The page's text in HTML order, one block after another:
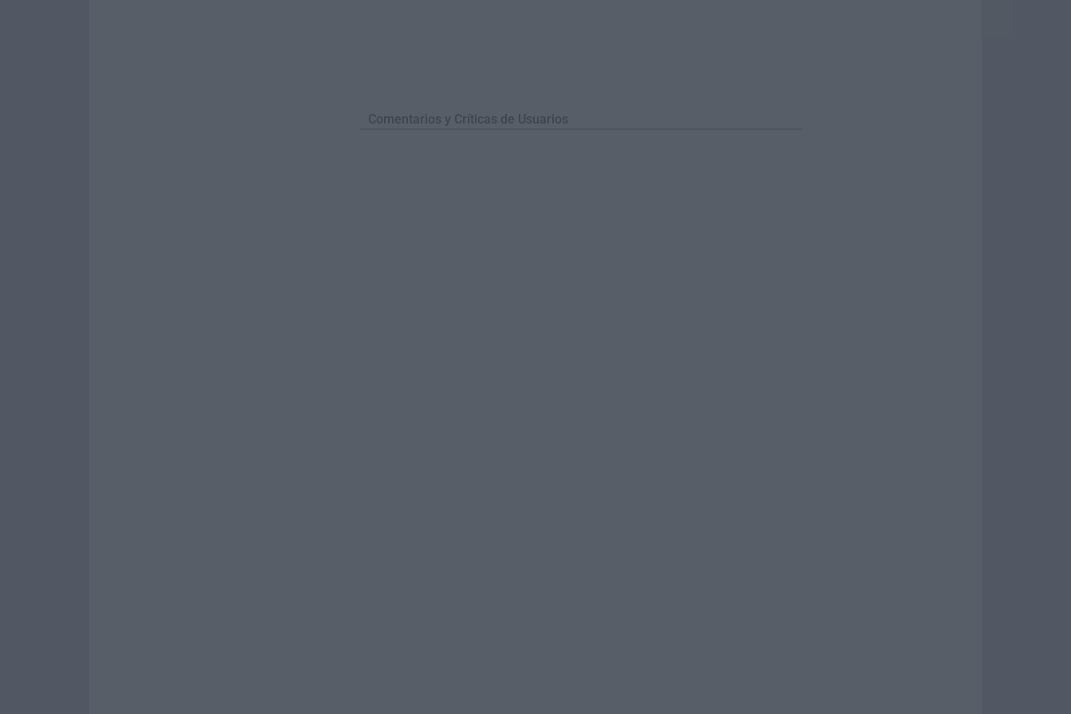
Comentarios y Críticas de Usuarios